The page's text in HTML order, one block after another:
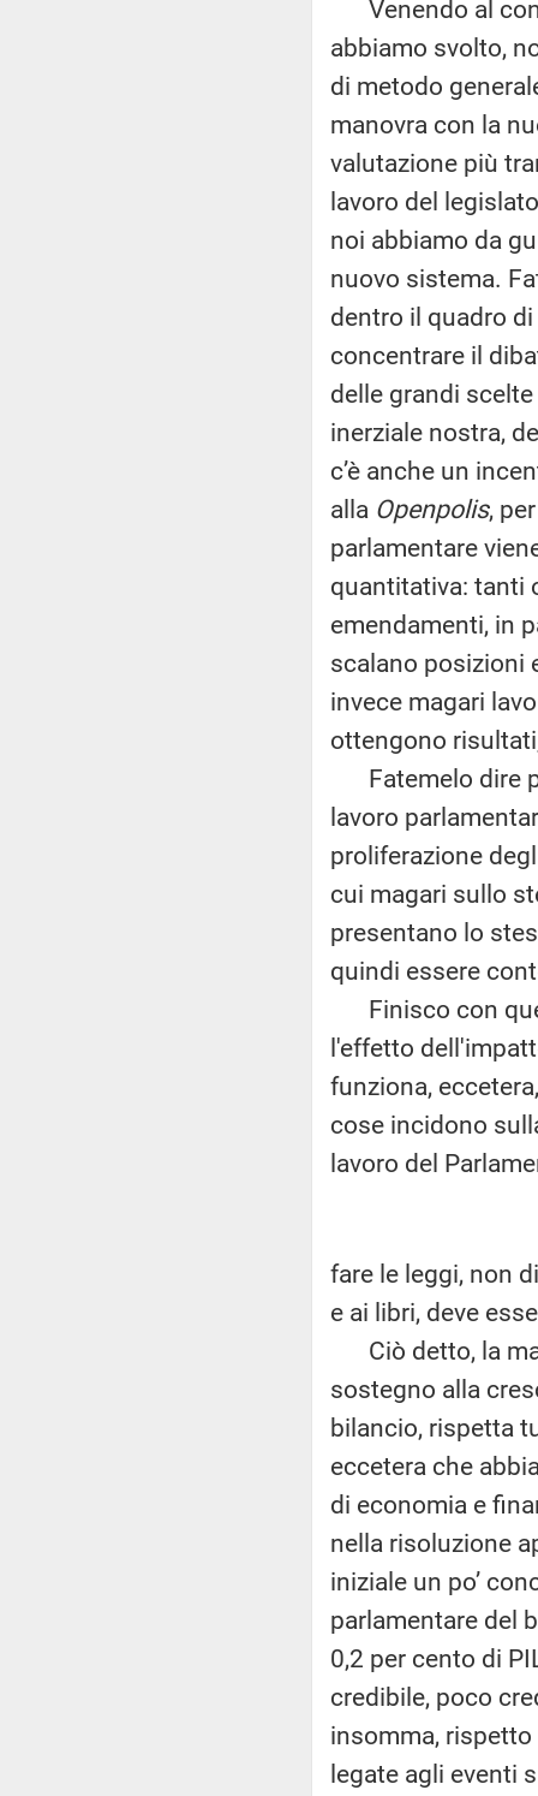
Venendo al
abbiamo svolto,
di metodo
manovra con la
valutazione più
lavoro del
noi abbiamo da
nuovo sistema.
dentro il quadro
concentrare il
delle grandi
inerziale nostra,
c’è anche un
alla Openpolis,
parlamentare
quantitativa: tanti
emendamenti, in
scalano posizioni
invece magari
ottengono
Fatemelo dire
lavoro
proliferazione
cui magari sullo
presentano lo
quindi essere
Finisco con
l'effetto
funziona,
cose incidono
lavoro del
fare le leggi, non
e ai libri, deve
Ciò detto, la
sostegno alla
bilancio, rispetta
eccetera che
di economia e
nella risoluzione
iniziale un po’
parlamentare del
0,2 per cento di
credibile, poco
insomma,
legate agli eventi